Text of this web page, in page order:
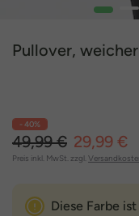
1 2
Pullover,
- 40%
49,99 € 29,99 €
Preis inkl. MwSt. zzgl.
Diese Farbe